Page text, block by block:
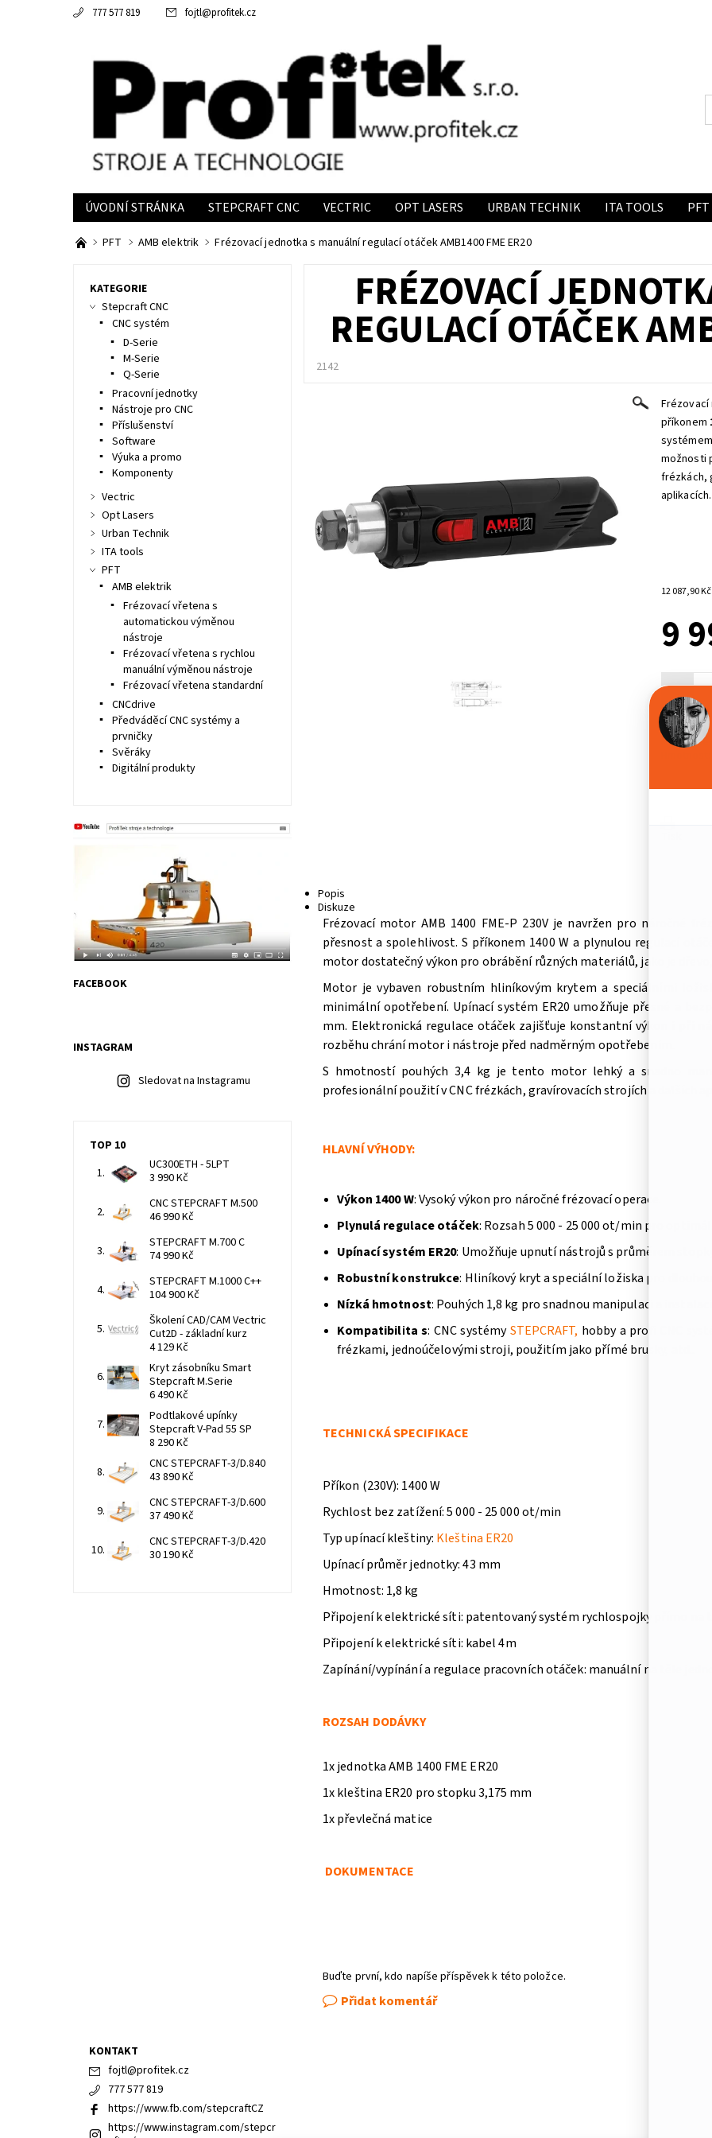
777 577 819 fojtl@profitek.cz
ÚVODNÍ STRÁNKA STEPCRAFT CNC VECTRIC OPT LASERS URBAN TECHNIK ITA TOOLS PFT
INFORMACE
PFT AMB elektrik Frézovací jednotka s manuální regulací otáček AMB1400 FME ER20
FRÉZOVACÍ
REGULACÍ OTÁČEK
2142
Frézovací
příkonem
systémem
možnosti
frézkách,
aplikacích.
9
-
Kategorie:
Popis
Diskuze
Frézovací motor AMB 1400 FME-P 230V je navržen pro náročné
přesnost a spolehlivost. S příkonem 1400 W a plynulou regulací
motor dostatečný výkon pro obrábění různých materiálů, jako je dřevo,
Motor je vybaven robustním hliníkovým krytem a speciálními
minimální opotřebení. Upínací systém ER20 umožňuje přesné a
mm. Elektronická regulace otáček zajišťuje konstantní výkon i při
rozběhu chrání motor i nástroje před nadměrným opotřebením.
S hmotností pouhých 3,4 kg je tento motor lehký a snadno
profesionální použití v CNC frézkách, gravírovacích strojích a dalších
HLAVNÍ VÝHODY:
Výkon 1400 W: Vysoký výkon pro náročné frézovací operace.
Plynulá regulace otáček: Rozsah 5 000 - 25 000 ot/min pro
Upínací systém ER20: Umožňuje upnutí nástrojů s průměrem stopky
Robustní konstrukce: Hliníkový kryt a speciální ložiska pro
Nízká hmotnost: Pouhých 1,8 kg pro snadnou manipulaci a instalaci.
Kompatibilita s: CNC systémySTEPCRAFT, hobby a profi CNC
frézkami, jednoúčelovými stroji, použitím jako přímé brusky, atd..
TECHNICKÁ SPECIFIKACE
Příkon (230V): 1400 W
Rychlost bez zatížení: 5 000 - 25 000 ot/min
Typ upínací kleštiny: Kleština ER20
Upínací průměr jednotky: 43 mm
Hmotnost: 1,8 kg
Připojení k elektrické síti: patentovaný systém rychlospojky přímo na
Připojení k elektrické síti: kabel 4m
Zapínání/vypínání a regulace pracovních otáček: manuální na těle
ROZSAH DODÁVKY
1x jednotka AMB 1400 FME ER20
1x kleština ER20 pro stopku 3,175 mm
1x převlečná matice
DOKUMENTACE
Buďte první, kdo napíše příspěvek k této položce.
Přidat komentář
KATEGORIE
Stepcraft CNC
CNC systém
D-Serie
M-Serie
Q-Serie
Pracovní jednotky
Nástroje pro CNC
Příslušenství
Software
Výuka a promo
Komponenty
Vectric
Opt Lasers
Urban Technik
ITA tools
PFT
AMB elektrik
Frézovací vřetena s
automatickou výměnou
nástroje
Frézovací vřetena s rychlou
manuální výměnou nástroje
Frézovací vřetena standardní
CNCdrive
Předváděcí CNC systémy a
prvničky
Svěráky
Digitální produkty
FACEBOOK
INSTAGRAM
Sledovat na Instagramu
TOP 10
UC300ETH - 5LPT
3 990 Kč
CNC STEPCRAFT M.500
46 990 Kč
STEPCRAFT M.700 C
74 990 Kč
STEPCRAFT M.1000 C++
104 900 Kč
Školení CAD/CAM Vectric
Cut2D - základní kurz
4 129 Kč
Kryt zásobníku Smart
Stepcraft M.Serie
6 490 Kč
Podtlakové upínky
Stepcraft V-Pad 55 SP
8 290 Kč
CNC STEPCRAFT-3/D.840
43 890 Kč
CNC STEPCRAFT-3/D.600
37 490 Kč
CNC STEPCRAFT-3/D.420
30 190 Kč
KONTAKT
fojtl@profitek.cz
777 577 819
https://www.fb.com/stepcraftCZ
https://www.instagram.com/stepcr